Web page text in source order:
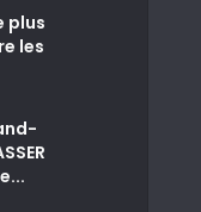
plus
les